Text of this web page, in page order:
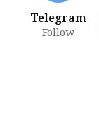
Telegram
Follow